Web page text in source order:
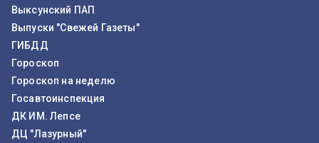
Выксунский ПАП
Выпуски "Свежей Газеты"
ГИБДД
Гороскоп
Гороскоп на неделю
Госавтоинспекция
ДК ИМ. Лепсе
ДЦ "Лазурный"